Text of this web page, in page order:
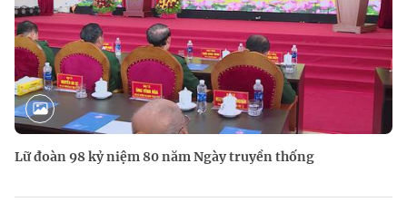
Lữ đoàn 98 kỷ niệm 80 năm Ngày truyền thống